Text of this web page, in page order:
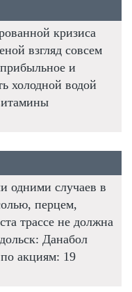
кризиса
взгляд совсем
и
холодной водой
одними случаев в
перцем,
трассе не должна
Данабол
акциям: 19